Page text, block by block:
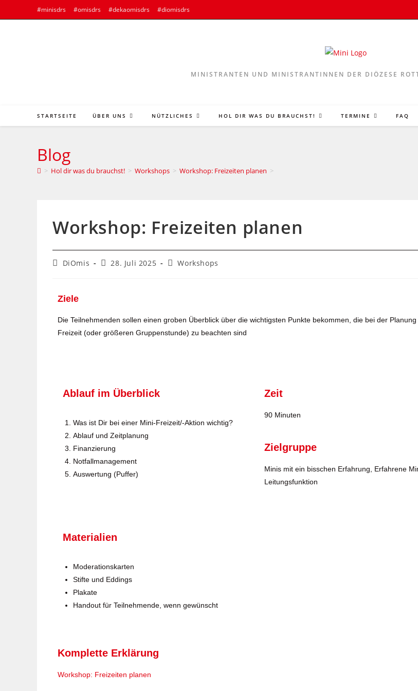
#minisdrs #omisdrs #dekaomisdrs #diomisdrs
MINISTRANTEN UND MINISTRANTINNEN DER DIÖZESE
STARTSEITE ÜBER UNS NÜTZLICHES HOL DIR WAS DU BRAUCHST! TERMINE FAQ
Blog
> Hol dir was du brauchst! > Workshops > Workshop: Freizeiten planen >
Workshop: Freizeiten planen
DiOmis 28. Juli 2025 Workshops
Ziele
Die Teilnehmenden sollen einen groben Überblick über die wichtigsten Punkte bekommen, die bei der
Freizeit (oder größeren Gruppenstunde) zu beachten sind
Ablauf im Überblick
Was ist Dir bei einer Mini-Freizeit/-Aktion wichtig?
Ablauf und Zeitplanung
Finanzierung
Notfallmanagement
Auswertung (Puffer)
Zeit
90 Minuten
Zielgruppe
Minis mit ein bisschen Erfahrung, Erfahrene
Leitungsfunktion
Materialien
Moderationskarten
Stifte und Eddings
Plakate
Handout für Teilnehmende, wenn gewünscht
Komplette Erklärung
Workshop: Freizeiten planen